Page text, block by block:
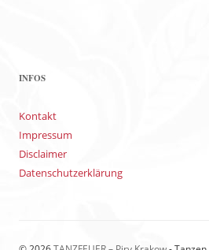
INFOS
Kontakt
Impressum
Disclaimer
Datenschutzerklärung